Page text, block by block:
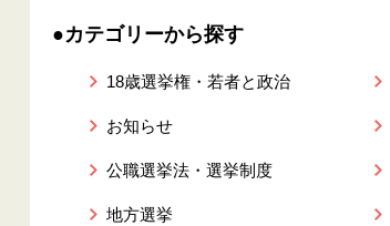
●カテゴリーから探す
18歳選挙権・若者と政治
お知らせ
公職選挙法・選挙制度
地方選挙